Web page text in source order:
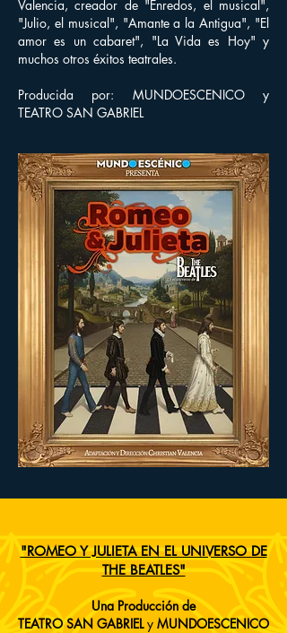
Valencia, creador de "Enredos, el musical",
"Julio, el musical", "Amante a la Antigua", "El
amor es un cabaret", "La Vida es Hoy" y
muchos otros éxitos teatrales.
Producida por: MUNDOESCENICO y
TEATRO SAN GABRIEL
"ROMEO Y JULIETA EN EL UNIVERSO DE
THE BEATLES"
Una Producción de
TEATRO SAN GABRIELy MUNDOESCENICO